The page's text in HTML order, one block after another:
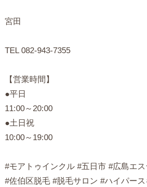
宮田
TEL 082-943-7355
【営業時間】
●平日
11:00～20:00
●土日祝
10:00～19:00
#モアトゥインクル #五日市 #広島エ
#佐伯区脱毛 #脱毛サロン #ハイパー